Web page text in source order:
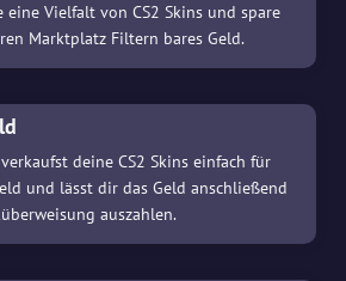
eine Vielfalt von CS2 Skins und spare
Marktplatz Filtern bares Geld.
deine CS2 Skins einfach für
und lässt dir das Geld anschließend
auszahlen.